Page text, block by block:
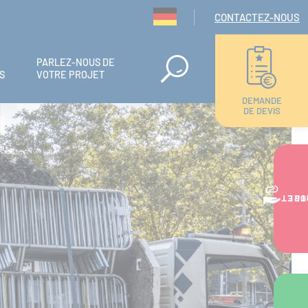
Navigation
CONTACTEZ-NOUS
PARLEZ-NOUS DE
VOTRE PROJET
DEMANDE
DE DEVIS
VOTRE